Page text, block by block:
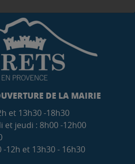
DE LA MAIRIE
et 13h30 -18h30
et jeudi : 8h00 -12h00
12h et 13h30 - 16h30